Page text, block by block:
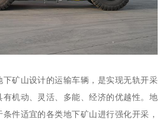
矿山设计的运输车辆，是实现无轨开采
机动、灵活、多能、经济的优越性。地
件适宜的各类地下矿山进行强化开采，